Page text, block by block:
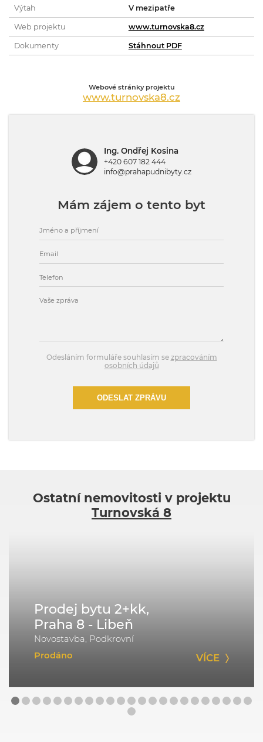
Výtah V mezipatře
Web projektu www.turnovska8.cz
Dokumenty Stáhnout PDF
Webové stránky projektu
www.turnovska8.cz
Ing. Ondřej Kosina
+420 607 182 444
info@prahapudnibyty.cz
Mám zájem o tento byt
Odesláním formuláře souhlasím se zpracováním
osobních údajů
ODESLAT ZPRÁVU
Ostatní nemovitosti v projektu
Turnovská 8
Prodej bytu 2+kk,
Praha 8 - Libeň
Novostavba, Podkrovní
Prodáno
VÍCE